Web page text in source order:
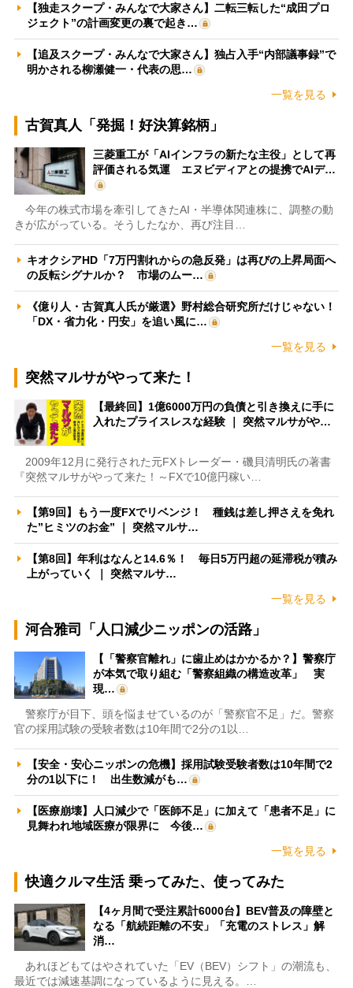
【独走スクープ・みんなで大家さん】二転三転した“成田プロ
ジェクト”の計画変更の裏で起き…
【追及スクープ・みんなで大家さん】独占入手“内部議事録”で
明かされる柳瀬健一・代表の思…
一覧を見る
古賀真人「発掘！好決算銘柄」
三菱重工が「AIインフラの新たな主役」として再
評価される気運 エヌビディアとの提携でAIデ…
今年の株式市場を牽引してきたAI・半導体関連株に、調整の動
きが広がっている。そうしたなか、再び注目…
キオクシアHD「7万円割れからの急反発」は再びの上昇局面へ
の反転シグナルか？ 市場のムー…
《億り人・古賀真人氏が厳選》野村総合研究所だけじゃない！
「DX・省力化・円安」を追い風に…
一覧を見る
突然マルサがやって来た！
【最終回】1億6000万円の負債と引き換えに手に
入れたプライスレスな経験 ｜ 突然マルサがや…
2009年12月に発行された元FXトレーダー・磯貝清明氏の著書
『突然マルサがやって来た！～FXで10億円稼い…
【第9回】もう一度FXでリベンジ！ 種銭は差し押さえを免れ
た”ヒミツのお金” ｜ 突然マルサ…
【第8回】年利はなんと14.6％！ 毎日5万円超の延滞税が積み
上がっていく ｜ 突然マルサ…
一覧を見る
河合雅司「人口減少ニッポンの活路」
【「警察官離れ」に歯止めはかかるか？】警察庁
が本気で取り組む「警察組織の構造改革」 実
現…
警察庁が目下、頭を悩ませているのが「警察官不足」だ。警察
官の採用試験の受験者数は10年間で2分の1以…
【安全・安心ニッポンの危機】採用試験受験者数は10年間で2
分の1以下に！ 出生数減がも…
【医療崩壊】人口減少で「医師不足」に加えて「患者不足」に
見舞われ地域医療が限界に 今後…
一覧を見る
快適クルマ生活 乗ってみた、使ってみた
【4ヶ月間で受注累計6000台】BEV普及の障壁と
なる「航続距離の不安」「充電のストレス」解
消…
あれほどもてはやされていた「EV（BEV）シフト」の潮流も、
最近では減速基調になっているように見える。…